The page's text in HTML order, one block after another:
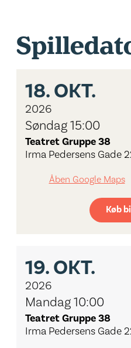
18.OKT.
2026
Søndag 15:00
Teatret Gruppe 38
Irma Pedersens Gade
Åben Google Maps
Køb
19.OKT.
2026
Mandag 10:00
Teatret Gruppe 38
Irma Pedersens Gade